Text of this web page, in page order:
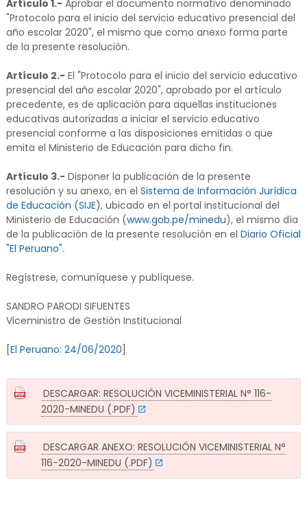
Artículo 1.- Aprobar el documento normativo denominado
"Protocolo para el inicio del servicio educativo presencial del
año escolar 2020", el mismo que como anexo forma parte
de la presente resolución.
Artículo 2.- El "Protocolo para el inicio del servicio educativo
presencial del año escolar 2020", aprobado por el artículo
precedente, es de aplicación para aquellas instituciones
educativas autorizadas a iniciar el servicio educativo
presencial conforme a las disposiciones emitidas o que
emita el Ministerio de Educación para dicho fin.
Artículo 3.- Disponer la publicación de la presente
resolución y su anexo, en el Sistema de Información Jurídica
de Educación (SIJE), ubicado en el portal institucional del
Ministerio de Educación (www.gob.pe/minedu), el mismo día
de la publicación de la presente resolución en el Diario Oficial
"El Peruano".
Regístrese, comuníquese y publíquese.
SANDRO PARODI SIFUENTES
Viceministro de Gestión Institucional
[El Peruano: 24/06/2020
DESCARGAR: RESOLUCIÓN VICEMINISTERIAL N° 116-
2020-MINEDU (.PDF)
DESCARGAR ANEXO: RESOLUCIÓN VICEMINISTERIAL N°
116-2020-MINEDU (.PDF)